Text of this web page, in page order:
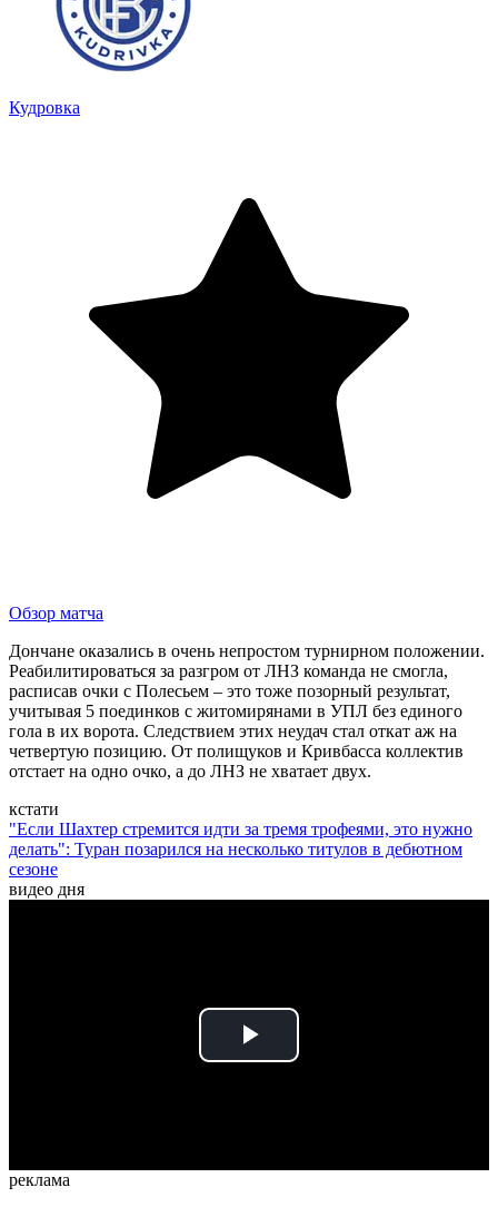
Кудровка
Обзор матча
Дончане оказались в очень непростом турнирном положении.
Реабилитироваться за разгром от ЛНЗ команда не смогла,
расписав очки с Полесьем – это тоже позорный результат,
учитывая 5 поединков с житомирянами в УПЛ без единого
гола в их ворота. Следствием этих неудач стал откат аж на
четвертую позицию. От полищуков и Кривбасса коллектив
отстает на одно очко, а до ЛНЗ не хватает двух.
кстати
"Если Шахтер стремится идти за тремя трофеями, это нужно
делать": Туран позарился на несколько титулов в дебютном
сезоне
видео дня
Play
реклама